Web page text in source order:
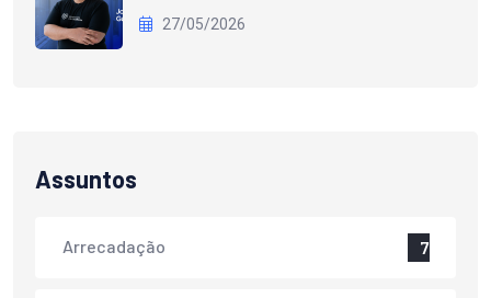
27/05/2026
Assuntos
Arrecadação 7